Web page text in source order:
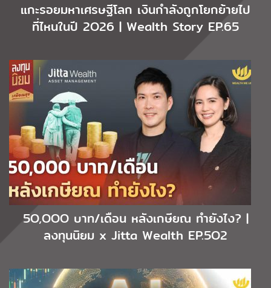
แกะรอยมหาเศรษฐีโลก เงินกำลังถูกโยกย้ายไป
ที่ไหนในปี 2O26 | Wealth Story EP.65
5O,OOO บาท/เดือน หลังเกษียณ ทำยังไง? |
ลงทุนนิยม x Jitta Wealth EP.5O2